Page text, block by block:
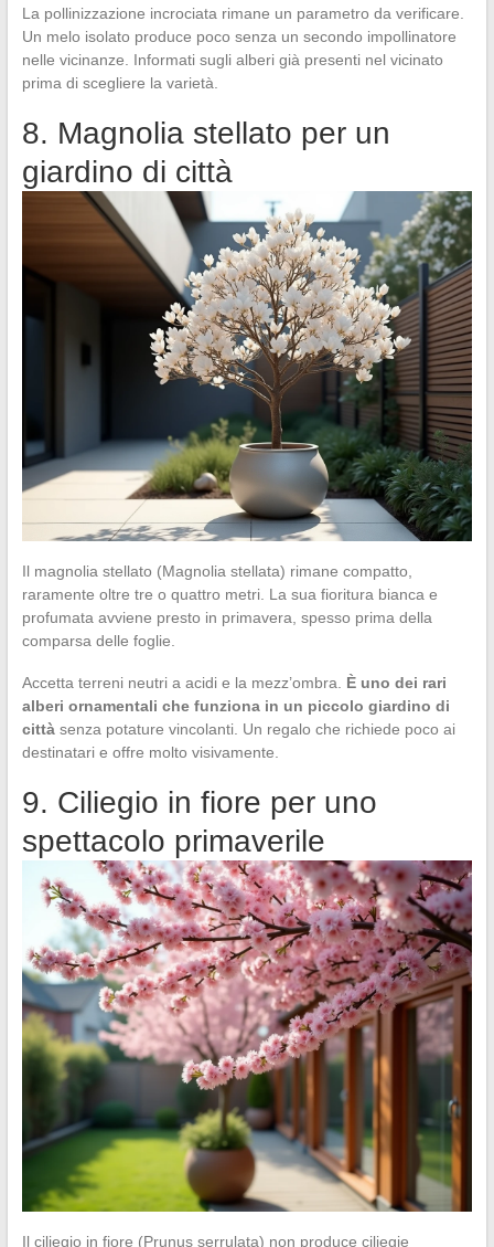
La pollinizzazione incrociata rimane un parametro da verificare.
Un melo isolato produce poco senza un secondo impollinatore
nelle vicinanze. Informati sugli alberi già presenti nel vicinato
prima di scegliere la varietà.
8. Magnolia stellato per un
giardino di città
Il magnolia stellato (Magnolia stellata) rimane compatto,
raramente oltre tre o quattro metri. La sua fioritura bianca e
profumata avviene presto in primavera, spesso prima della
comparsa delle foglie.
Accetta terreni neutri a acidi e la mezz’ombra. È uno dei rari
alberi ornamentali che funziona in un piccolo giardino di
cittàsenza potature vincolanti. Un regalo che richiede poco ai
destinatari e offre molto visivamente.
9. Ciliegio in fiore per uno
spettacolo primaverile
Il ciliegio in fiore (Prunus serrulata) non produce ciliegie